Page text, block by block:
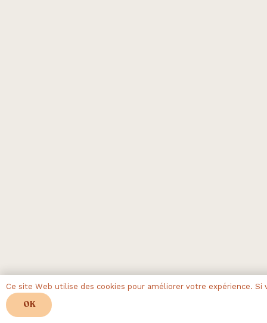
Ce site Web utilise des cookies pour améliorer votre expérience.
OK